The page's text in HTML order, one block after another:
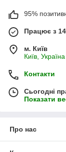
95%
Працює з
м. Київ
Київ, Україна
Контакти
Сьогодні
Показати
Про нас